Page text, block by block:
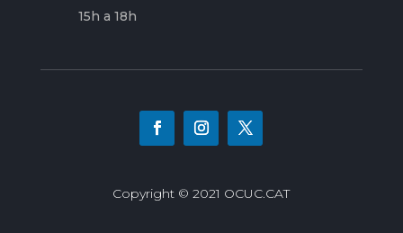
15h a 18h
Copyright © 2021 OCUC.CAT